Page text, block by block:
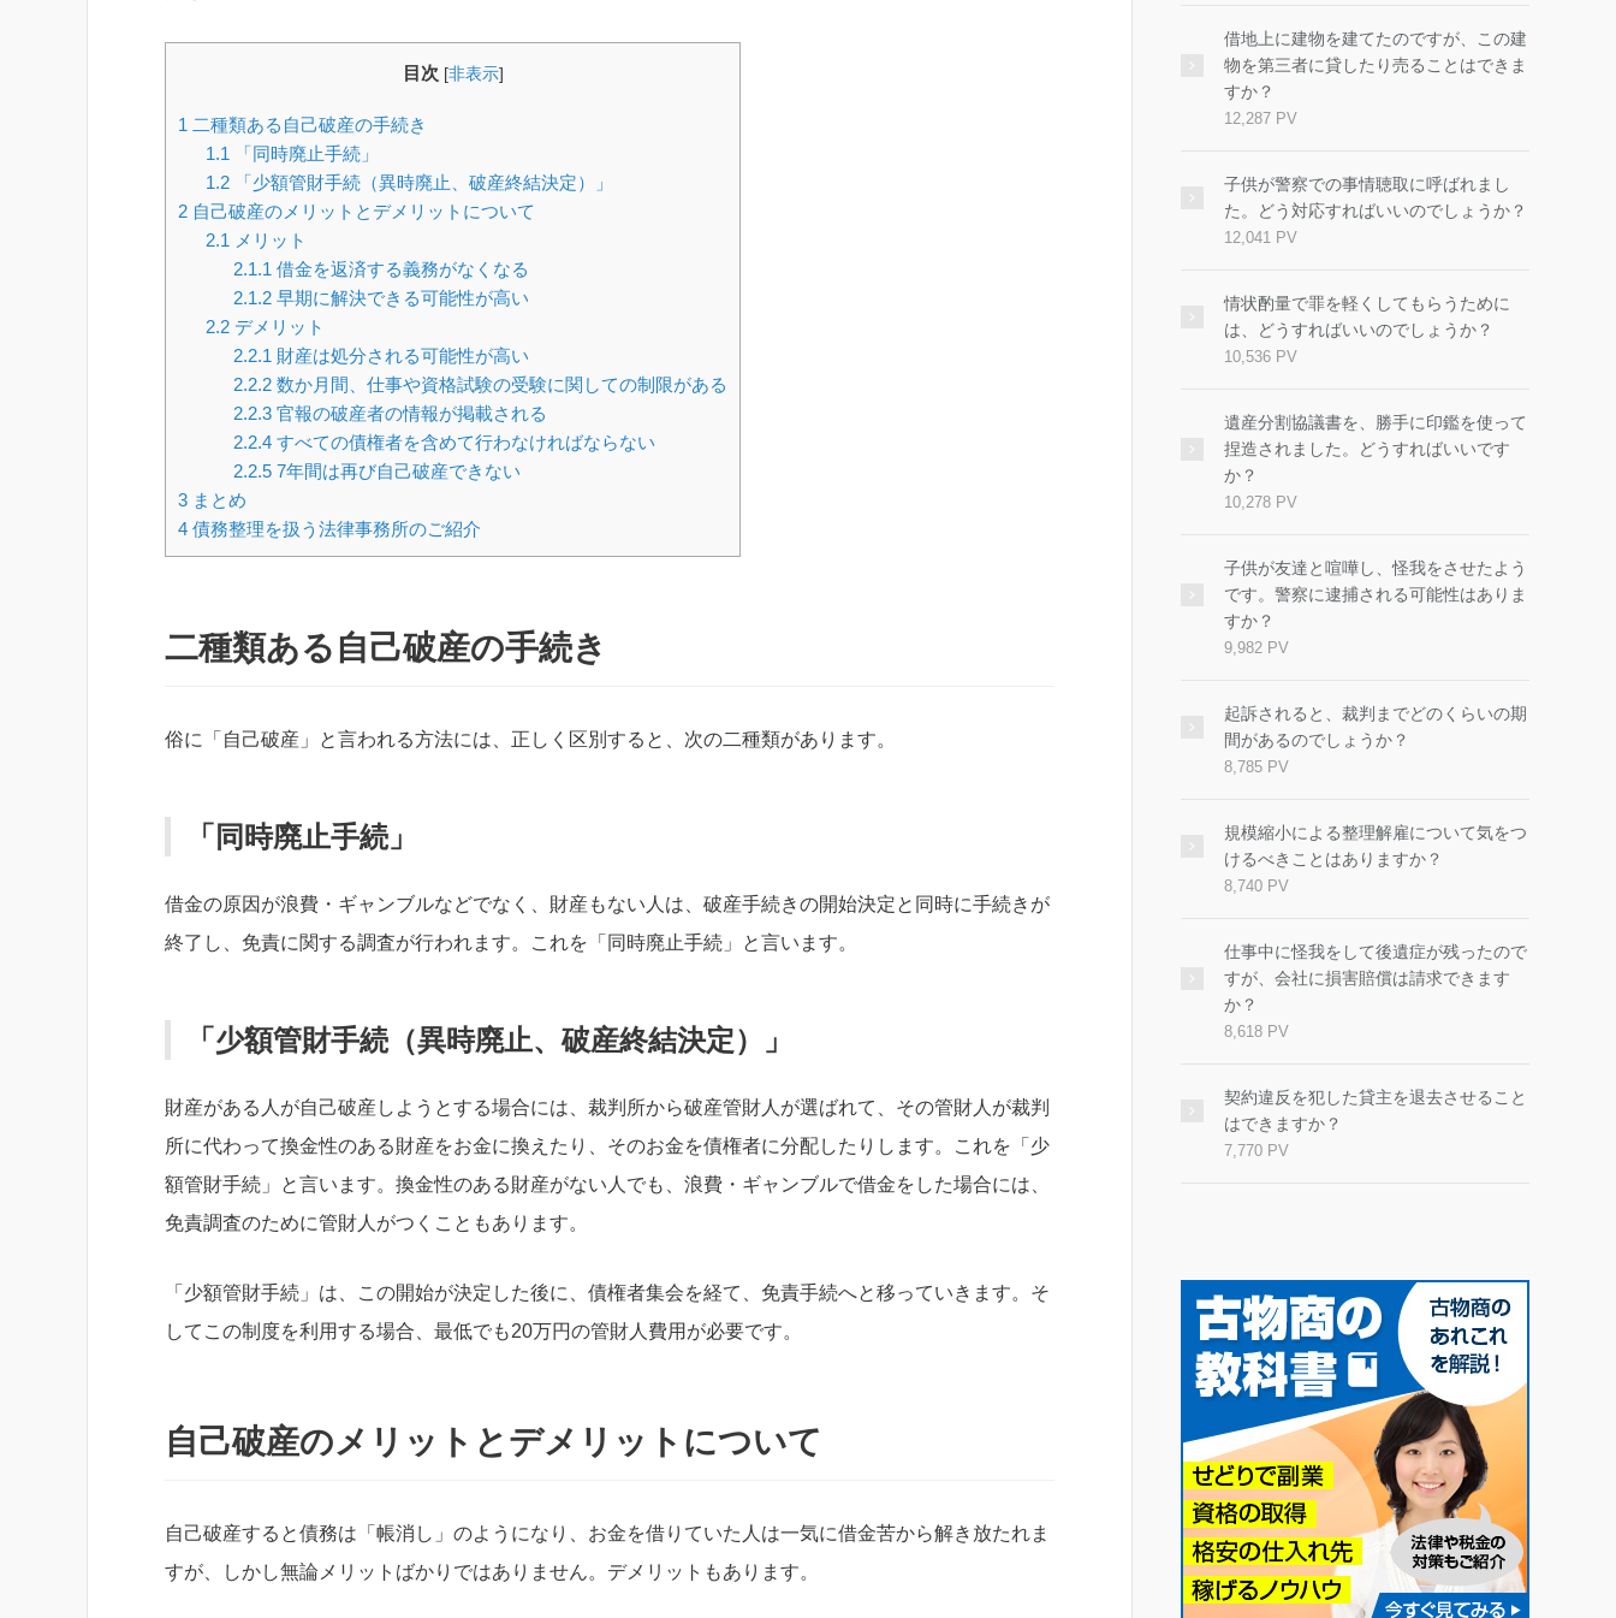
目次 [非表示]
1 二種類ある自己破産の手続き
1.1 「同時廃止手続」
1.2「少額管財手続（異時廃止、破産終結決定）」
2 自己破産のメリットとデメリットについて
2.1 メリット
2.1.1 借金を返済する義務がなくなる
2.1.2早期に解決できる可能性が高い
2.2デメリット
2.2.1 財産は処分される可能性が高い
2.2.2数か月間、仕事や資格試験の受験に関しての制限がある
2.2.3官報の破産者の情報が掲載される
2.2.4すべての債権者を含めて行わなければならない
2.2.57年間は再び自己破産できない
3 まとめ
4 債務整理を扱う法律事務所のご紹介
二種類ある自己破産の手続き
俗に「自己破産」と言われる方法には、正しく区別すると、次の二種類があります。
「同時廃止手続」
借金の原因が浪費・ギャンブルなどでなく、財産もない人は、破産手続きの開始決定と同時に手続きが
終了し、免責に関する調査が行われます。これを「同時廃止手続」と言います。
「少額管財手続（異時廃止、破産終結決定）」
財産がある人が自己破産しようとする場合には、裁判所から破産管財人が選ばれて、その管財人が裁判
所に代わって換金性のある財産をお金に換えたり、そのお金を債権者に分配したりします。これを「少
額管財手続」と言います。換金性のある財産がない人でも、浪費・ギャンブルで借金をした場合には、
免責調査のために管財人がつくこともあります。
「少額管財手続」は、この開始が決定した後に、債権者集会を経て、免責手続へと移っていきます。そ
してこの制度を利用する場合、最低でも20万円の管財人費用が必要です。
自己破産のメリットとデメリットについて
自己破産すると債務は「帳消し」のようになり、お金を借りていた人は一気に借金苦から解き放たれま
すが、しかし無論メリットばかりではありません。デメリットもあります。
借地上に建物を建てたのですが、この建
物を第三者に貸したり売ることはできま
すか？
12,287 PV
子供が警察での事情聴取に呼ばれまし
た。どう対応すればいいのでしょうか？
12,041 PV
情状酌量で罪を軽くしてもらうために
は、どうすればいいのでしょうか？
10,536 PV
遺産分割協議書を、勝手に印鑑を使って
捏造されました。どうすればいいです
か？
10,278 PV
子供が友達と喧嘩し、怪我をさせたよう
です。警察に逮捕される可能性はありま
すか？
9,982 PV
起訴されると、裁判までどのくらいの期
間があるのでしょうか？
8,785 PV
規模縮小による整理解雇について気をつ
けるべきことはありますか？
8,740 PV
仕事中に怪我をして後遺症が残ったので
すが、会社に損害賠償は請求できます
か？
8,618 PV
契約違反を犯した貸主を退去させること
はできますか？
7,770 PV